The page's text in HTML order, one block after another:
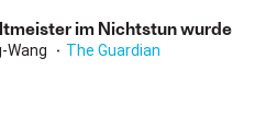
im Nichtstun wurde
Wang The Guardian